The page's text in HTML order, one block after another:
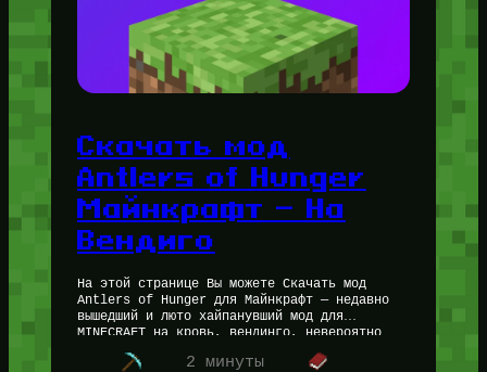
Скачать мод
Antlers of Hunger
Майнкрафт — На
Вендиго
На этой странице Вы можете Скачать мод
Antlers of Hunger для Майнкрафт — недавно
вышедший и люто хайпанувший мод для
MINECRAFT на кровь, вендинго, невероятно
жутку, мрачную и тоскливую атмосферу.…
2 минуты